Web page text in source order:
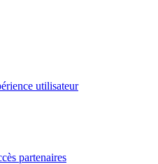
utilisateur
partenaires